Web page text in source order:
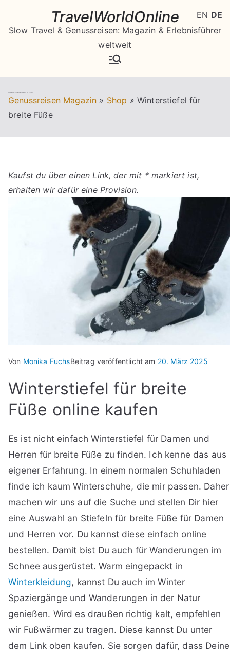
springen
TravelWorldOnline
Slow Travel & Genussreisen: Magazin & Erlebnisführer
weltweit
Winterstiefel für breite Füße
Genussreisen Magazin » Shop » Winterstiefel für
breite Füße
Kaufst du über einen Link, der mit * markiert ist,
erhalten wir dafür eine Provision.
Von Monika FuchsBeitrag veröffentlicht am 20. März 2025
Winterstiefel für breite
Füße online kaufen
Es ist nicht einfach Winterstiefel für Damen und
Herren für breite Füße zu finden. Ich kenne das aus
eigener Erfahrung. In einem normalen Schuhladen
finde ich kaum Winterschuhe, die mir passen. Daher
machen wir uns auf die Suche und stellen Dir hier
eine Auswahl an Stiefeln für breite Füße für Damen
und Herren vor. Du kannst diese einfach online
bestellen. Damit bist Du auch für Wanderungen im
Schnee ausgerüstet. Warm eingepackt in
Winterkleidung, kannst Du auch im Winter
Spaziergänge und Wanderungen in der Natur
genießen. Wird es draußen richtig kalt, empfehlen
wir Fußwärmer zu tragen. Diese kannst Du unter
dem Link oben kaufen. Sie sorgen dafür, dass Deine
EN DE